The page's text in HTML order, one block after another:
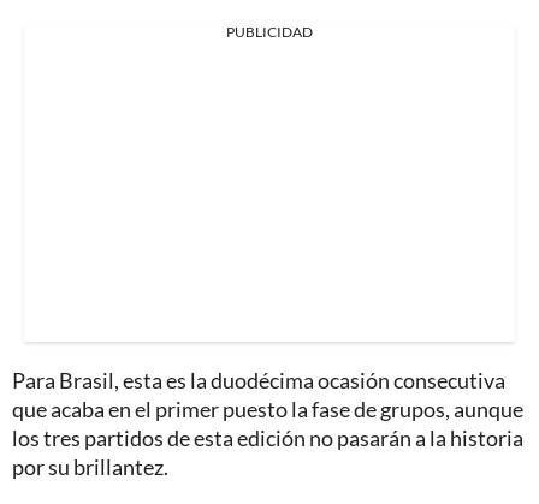
PUBLICIDAD
Para Brasil, esta es la duodécima ocasión consecutiva
que acaba en el primer puesto la fase de grupos, aunque
los tres partidos de esta edición no pasarán a la historia
por su brillantez.